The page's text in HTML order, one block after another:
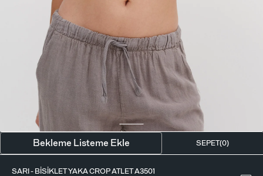
SARI - BISIKLET YAKA CROP ATLET A3501
SEPET(0)
Bekleme Listeme Ekle
GÖMLEK
BÜSTIYER
ELBISE
FULAR-SAÇ BANDI
PARFÜM
VÜCUT AKSESUARI